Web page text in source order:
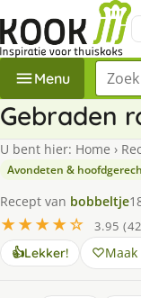
Menu Zoek
Gebraden
U bent hier: Home ›
Avondeten &
Recept van bobbeltje
★★★★☆
3.95
👍Lekker!